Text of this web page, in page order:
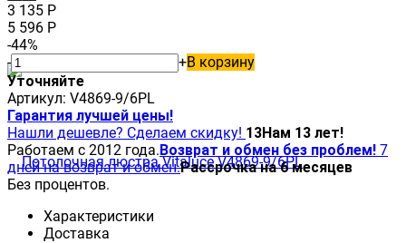
3 135 Р
5 596 Р
-44%
-
+В корзину
Уточняйте
Артикул: V4869-9/6PL
Гарантия лучшей цены!
Нашли дешевле? Сделаем скидку! 13Нам 13 лет!
Работаем с 2012 года.Возврат и обмен без проблем! 7
дней на возврат и обмен.Рассрочка на 6 месяцев
Без процентов.
Характеристики
Доставка